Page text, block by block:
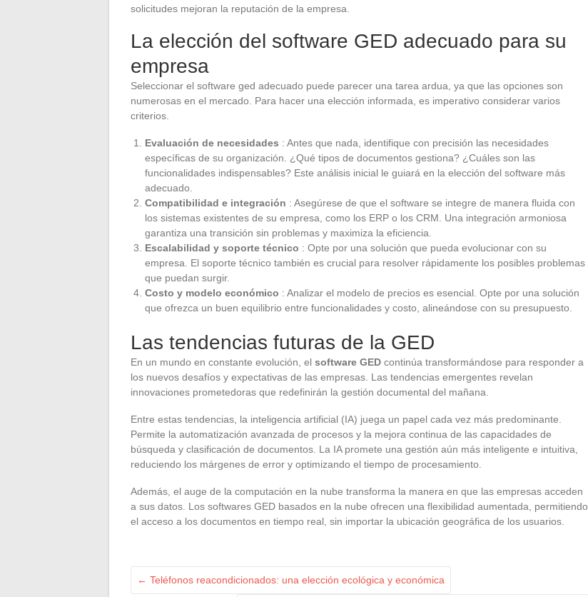
solicitudes mejoran la reputación de la empresa.
La elección del software GED adecuado para su
empresa
Seleccionar el software ged adecuado puede parecer una tarea ardua, ya que las opciones son
numerosas en el mercado. Para hacer una elección informada, es imperativo considerar varios
criterios.
Evaluación de necesidades : Antes que nada, identifique con precisión las necesidades
específicas de su organización. ¿Qué tipos de documentos gestiona? ¿Cuáles son las
funcionalidades indispensables? Este análisis inicial le guiará en la elección del software más
adecuado.
Compatibilidad e integración : Asegúrese de que el software se integre de manera fluida con
los sistemas existentes de su empresa, como los ERP o los CRM. Una integración armoniosa
garantiza una transición sin problemas y maximiza la eficiencia.
Escalabilidad y soporte técnico : Opte por una solución que pueda evolucionar con su
empresa. El soporte técnico también es crucial para resolver rápidamente los posibles problemas
que puedan surgir.
Costo y modelo económico : Analizar el modelo de precios es esencial. Opte por una solución
que ofrezca un buen equilibrio entre funcionalidades y costo, alineándose con su presupuesto.
Las tendencias futuras de la GED
En un mundo en constante evolución, el software GED continúa transformándose para responder a
los nuevos desafíos y expectativas de las empresas. Las tendencias emergentes revelan
innovaciones prometedoras que redefinirán la gestión documental del mañana.
Entre estas tendencias, la inteligencia artificial (IA) juega un papel cada vez más predominante.
Permite la automatización avanzada de procesos y la mejora continua de las capacidades de
búsqueda y clasificación de documentos. La IA promete una gestión aún más inteligente e intuitiva,
reduciendo los márgenes de error y optimizando el tiempo de procesamiento.
Además, el auge de la computación en la nube transforma la manera en que las empresas acceden
a sus datos. Los softwares GED basados en la nube ofrecen una flexibilidad aumentada, permitiendo
el acceso a los documentos en tiempo real, sin importar la ubicación geográfica de los usuarios.
← Teléfonos reacondicionados: una elección ecológica y económica